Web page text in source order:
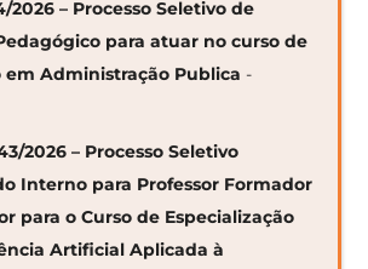
2026 – Processo Seletivo de
para atuar no curso de
em Administração Publica -
2026 – Processo Seletivo
Interno para Professor Formador
para o Curso de Especialização
Artificial Aplicada à